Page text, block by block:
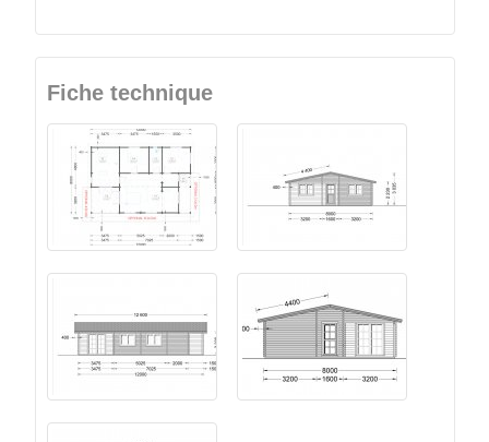
Fiche technique